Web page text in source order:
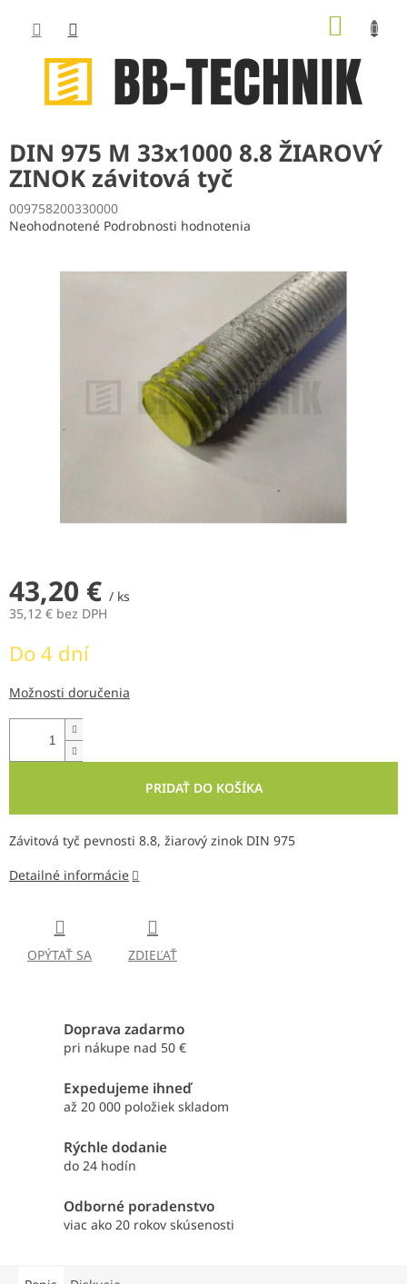
obsah
DIN 975 M 33x1000 8.8 ŽIAROVÝ
ZINOK závitová tyč
009758200330000
Priemerné
Neohodnotené Podrobnosti hodnotenia
43,20 € / ks
35,12 € bez DPH
cena:
Do 4 dní
Možnosti doručenia
PRIDAŤ DO KOŠÍKA
Závitová tyč pevnosti 8.8, žiarový zinok DIN 975
Detailné informácie
OPÝTAŤ SA ZDIEĽAŤ
Doprava zadarmo
pri nákupe nad 50 €
Expedujeme ihneď
až 20 000 položiek skladom
Rýchle dodanie
do 24 hodín
Odborné poradenstvo
viac ako 20 rokov skúsenosti